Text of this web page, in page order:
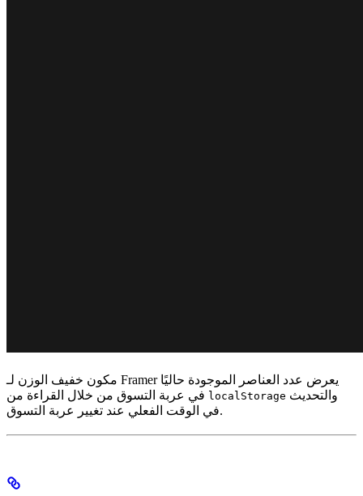
مكون خفيف الوزن لـ Framer يعرض عدد العناصر الموجودة حاليًا
localStorage
في الوقت الفعلي عند تغيير عربة التسوق.